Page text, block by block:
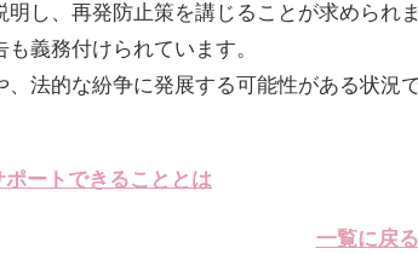
し、再発防止策を講じることが求められま
義務付けられています。
法的な紛争に発展する可能性がある状況
ートできることとは
一覧に戻る